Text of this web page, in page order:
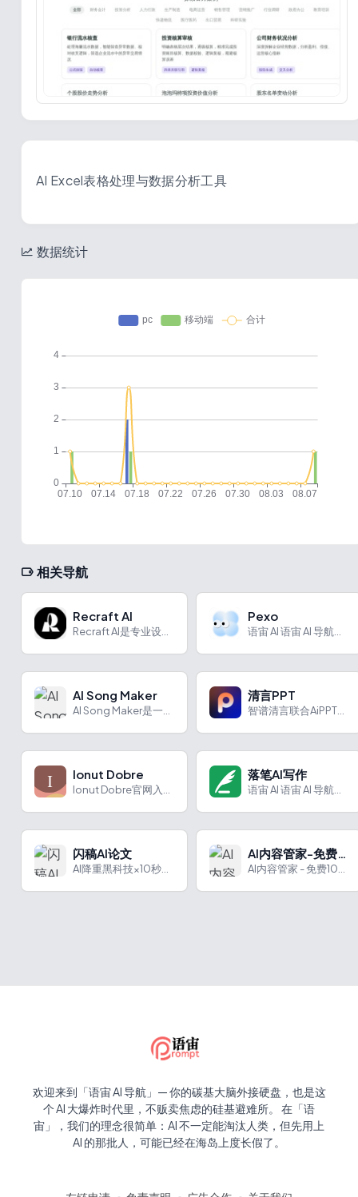
AI Excel表格处理与数据分析工具
数据统计
相关导航
Recraft AI Pexo
AI Song Maker 清言PPT
Ionut Dobre 落笔AI写作
闪稿AI论文 AI内容管家-免费100篇
欢迎来到「语宙 AI 导航」— 你的碳基大脑外接硬盘，也是这
个 AI 大爆炸时代里，不贩卖焦虑的硅基避难所。 在「语
宙」，我们的理念很简单：AI 不一定能淘汰人类，但先用上
AI 的那批人，可能已经在海岛上度长假了。